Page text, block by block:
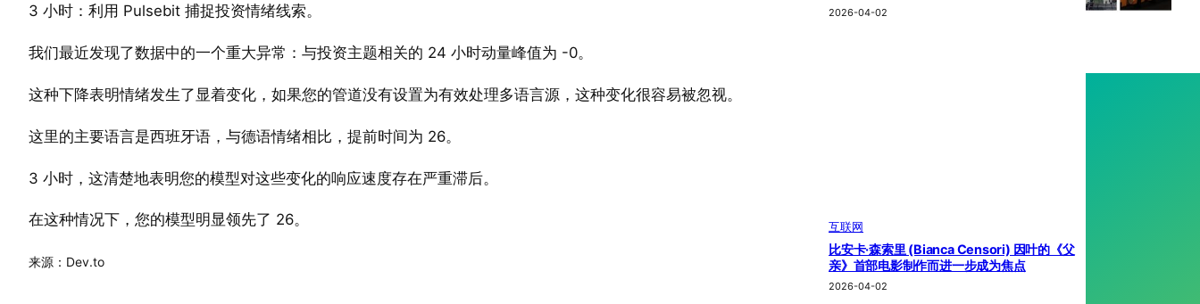
3 小时：利用 Pulsebit 捕捉投资情绪线索。
我们最近发现了数据中的一个重大异常：与投资主题相关的 24 小时动量峰值为 -0。
这种下降表明情绪发生了显着变化，如果您的管道没有设置为有效处理多语言源，这种变化很容易被忽视。
这里的主要语言是西班牙语，与德语情绪相比，提前时间为 26。
3 小时，这清楚地表明您的模型对这些变化的响应速度存在严重滞后。
在这种情况下，您的模型明显领先了 26。
来源：Dev.to
2026-04-02
互联网
比安卡·森索里 (Bianca Censori) 因叶的《父
亲》首部电影制作而进一步成为焦点
2026-04-02